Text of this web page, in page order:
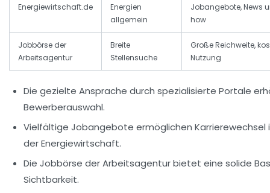
Energiewirtschaft.de
Energien
allgemein
Jobangebote, News
how
Jobbörse der
Arbeitsagentur
Breite
Stellensuche
Große Reichweite,
Nutzung
Die gezielte Ansprache durch spezialisierte Portale
Bewerberauswahl.
Vielfältige Jobangebote ermöglichen Karrierewechsel
der Energiewirtschaft.
Die Jobbörse der Arbeitsagentur bietet eine solide
Sichtbarkeit.